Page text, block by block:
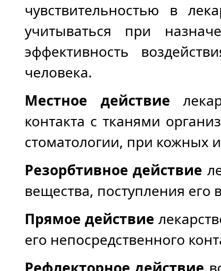
чувствительностью в
учитываться при
эффективность
человека.
Местное действие
контакта с тканями
стоматологии, при кожных
Резорбтивное действие
вещества, поступления его
Прямое действие
его непосредственного